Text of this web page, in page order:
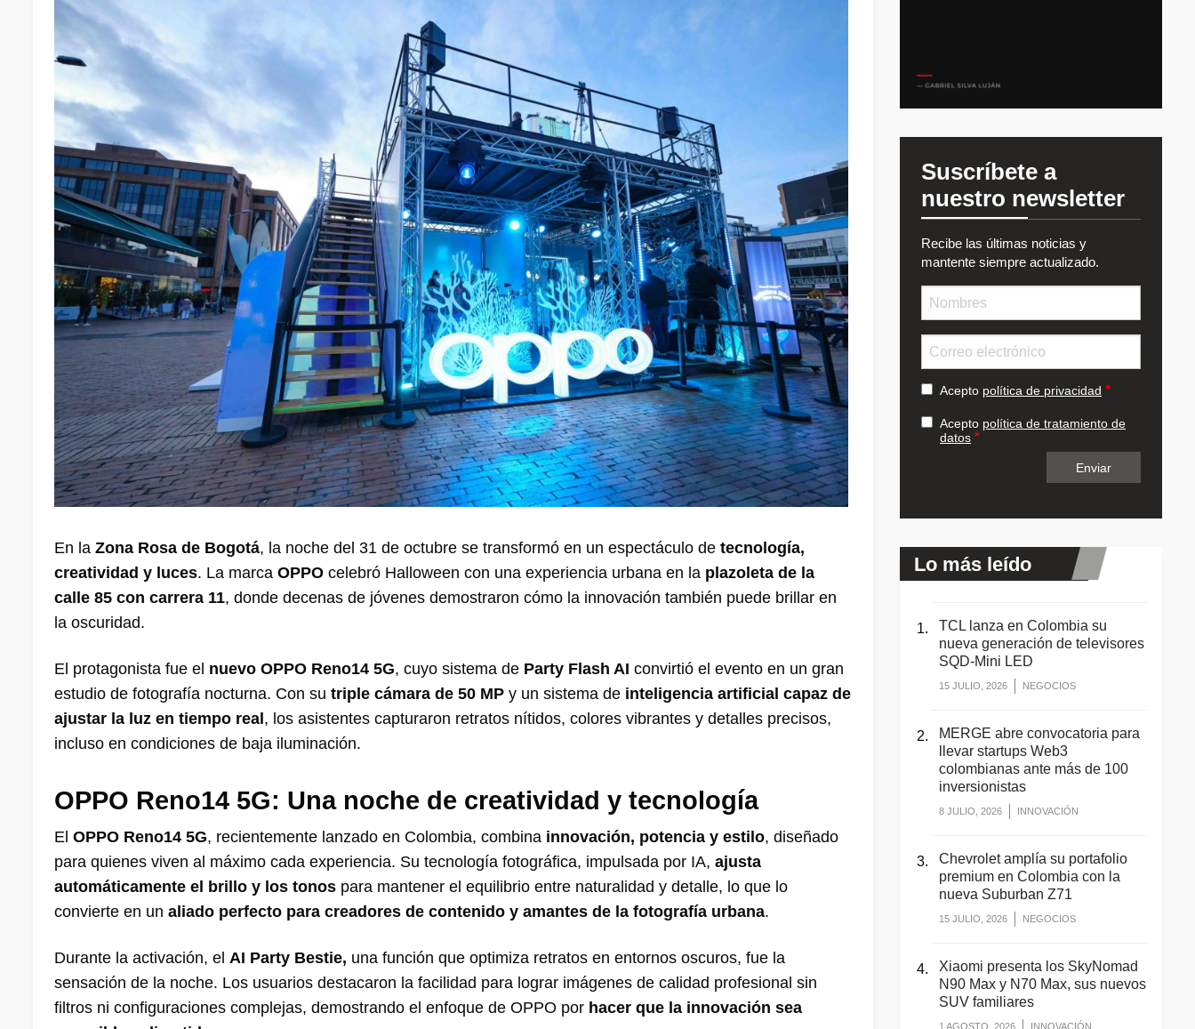
En la Zona Rosa de Bogotá, la noche del 31 de octubre se transformó en un espectáculo de tecnología,
creatividad y luces. La marca OPPO celebró Halloween con una experiencia urbana en la plazoleta de la
calle 85 con carrera 11, donde decenas de jóvenes demostraron cómo la innovación también puede brillar en
la oscuridad.
El protagonista fue el nuevo OPPO Reno14 5G, cuyo sistema de Party Flash AI convirtió el evento en un gran
estudio de fotografía nocturna. Con su triple cámara de 50 MP y un sistema de inteligencia artificial capaz de
ajustar la luz en tiempo real , los asistentes capturaron retratos nítidos, colores vibrantes y detalles precisos,
incluso en condiciones de baja iluminación.
OPPO Reno14 5G: Una noche de creatividad y tecnología
El OPPO Reno14 5G, recientemente lanzado en Colombia, combina innovación, potencia y estilo, diseñado
para quienes viven al máximo cada experiencia. Su tecnología fotográfica, impulsada por IA, ajusta
automáticamente el brillo y los tonos para mantener el equilibrio entre naturalidad y detalle, lo que lo
convierte en un aliado perfecto para creadores de contenido y amantes de la fotografía urbana.
Durante la activación, el AI Party Bestie, una función que optimiza retratos en entornos oscuros, fue la
sensación de la noche. Los usuarios destacaron la facilidad para lograr imágenes de calidad profesional sin
filtros ni configuraciones complejas, demostrando el enfoque de OPPO por hacer que la innovación sea
Suscríbete a
nuestro newsletter
Recibe las últimas noticias y
mantente siempre actualizado.
Acepto política de privacidad
Acepto política de tratamiento de
datos
Lo más leído
TCL lanza en Colombia su
nueva generación de televisores
SQD-Mini LED
15 JULIO, 2026 NEGOCIOS
MERGE abre convocatoria para
llevar startups Web3
colombianas ante más de 100
inversionistas
8 JULIO, 2026 INNOVACIÓN
Chevrolet amplía su portafolio
premium en Colombia con la
nueva Suburban Z71
15 JULIO, 2026 NEGOCIOS
Xiaomi presenta los SkyNomad
N90 Max y N70 Max, sus nuevos
SUV familiares
1 AGOSTO, 2026 INNOVACIÓN